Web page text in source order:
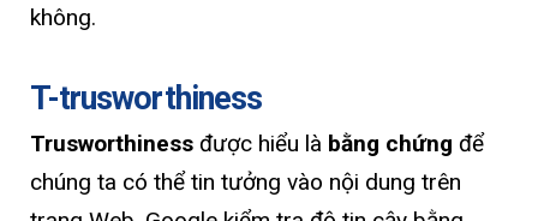
không.
T-trusworthiness
Trusworthiness được hiểu là bằng chứng để
chúng ta có thể tin tưởng vào nội dung trên